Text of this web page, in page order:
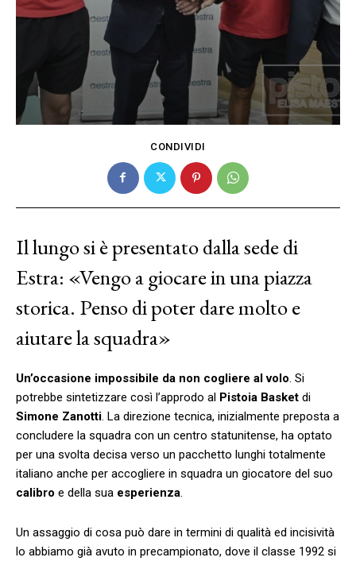
CONDIVIDI
Il lungo si è presentato dalla sede di
Estra: «Vengo a giocare in una piazza
storica. Penso di poter dare molto e
aiutare la squadra»
Un’occasione impossibile da non cogliere al volo. Si
potrebbe sintetizzare così l’approdo al Pistoia Basket di
Simone Zanotti. La direzione tecnica, inizialmente preposta a
concludere la squadra con un centro statunitense, ha optato
per una svolta decisa verso un pacchetto lunghi totalmente
italiano anche per accogliere in squadra un giocatore del suo
calibro e della sua esperienza.
Un assaggio di cosa può dare in termini di qualità ed incisività
lo abbiamo già avuto in precampionato, dove il classe 1992 si